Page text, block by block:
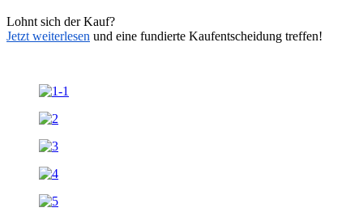
Lohnt sich der Kauf?
Jetzt weiterlesen und eine fundierte Kaufentscheidung treffen!